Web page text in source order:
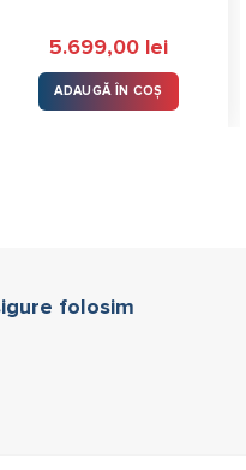
5.699,00 lei
ADAUGĂ ÎN COȘ
folosim